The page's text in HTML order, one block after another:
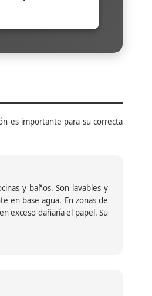
es importante para su correcta
y baños. Son lavables y
en base agua. En zonas de
exceso dañaría el papel. Su